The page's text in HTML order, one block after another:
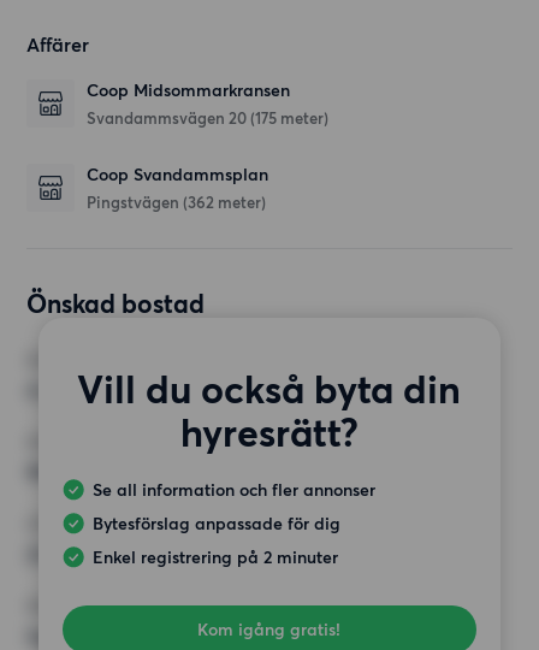
Affärer
Coop Midsommarkransen
Svandammsvägen 20 (175 meter)
Coop Svandammsplan
Pingstvägen (362 meter)
Önskad bostad
Vill du också byta din
hyresrätt?
Se all information och fler annonser
Bytesförslag anpassade för dig
Enkel registrering på 2 minuter
Kom igång gratis!
MINST ANTAL KVADRATMETER
HÖGSTA HYRA
23 999 kr
Inga speciella krav